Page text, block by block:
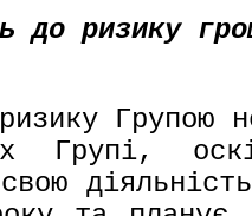
до ризику
Групою
Групі,